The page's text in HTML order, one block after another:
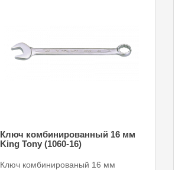
Ключ комбинированный 16 мм
King Tony (1060-16)
Ключ комбинированый 16 мм